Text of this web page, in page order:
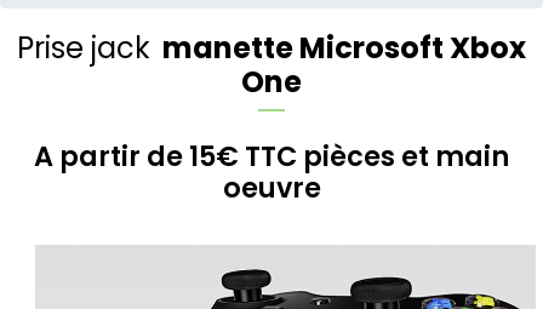
Prise jack manette Microsoft Xbox
One
A partir de 15€ TTC pièces et main
oeuvre